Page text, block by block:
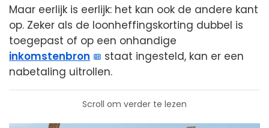
Maar eerlijk is eerlijk: het kan ook de andere kant
op. Zeker als de loonheffingskorting dubbel is
toegepast of op een onhandige
inkomstenbron
staat ingesteld, kan er een
nabetaling uitrollen.
Scroll om verder te lezen